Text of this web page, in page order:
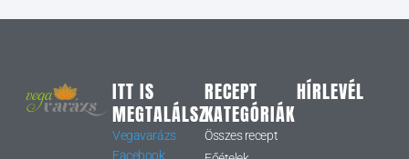
ITT IS
MEGTALÁLSZ
Vegavarázs
Facebook
RECEPT
KATEGÓRIÁK
Összes recept
HÍRLEVÉL